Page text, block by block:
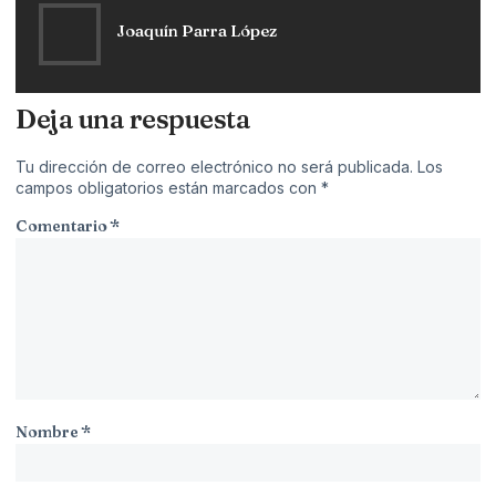
Joaquín Parra López
Deja una respuesta
Tu dirección de correo electrónico no será publicada. Los
campos obligatorios están marcados con *
Comentario*
Nombre*